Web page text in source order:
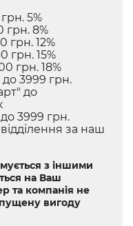
5%
грн. 8%
грн. 12%
грн. 15%
грн. 18%
3999 грн.
до
3999 грн.
за наш
з іншими
на Ваш
та компанія не
вигоду